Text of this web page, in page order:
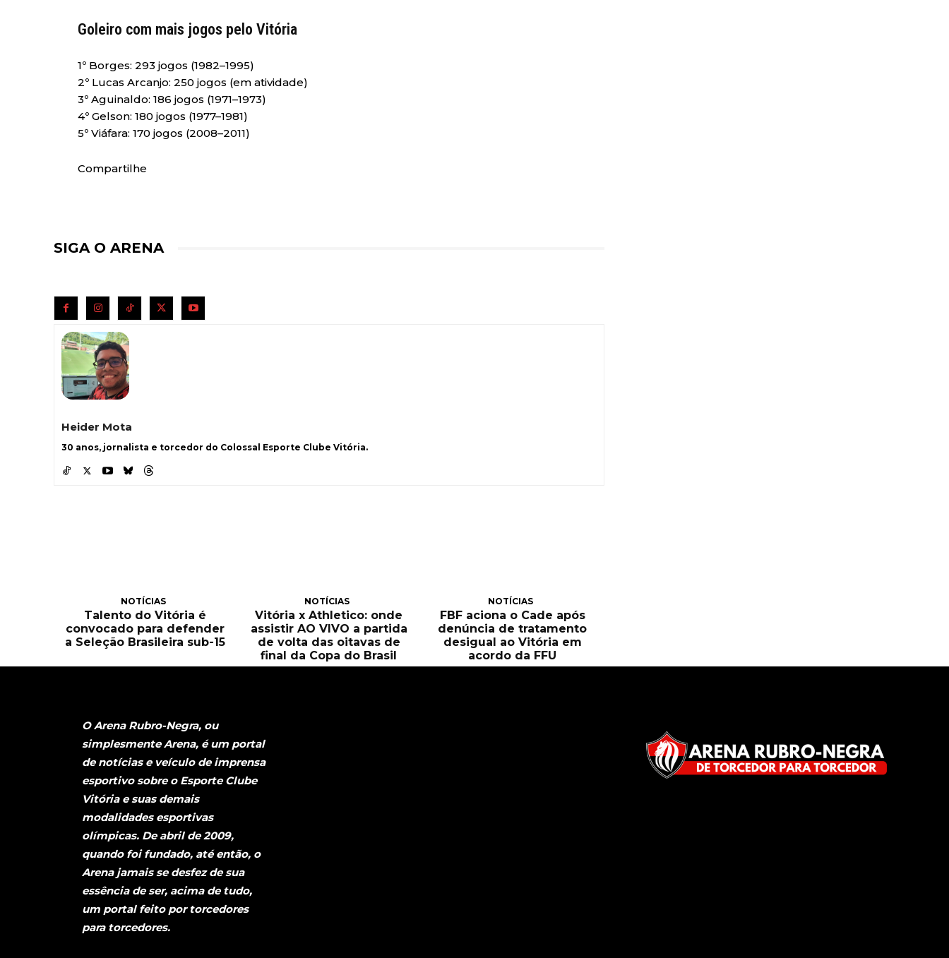
Goleiro com mais jogos pelo Vitória
1º Borges: 293 jogos (1982–1995)
2º Lucas Arcanjo: 250 jogos (em atividade)
3º Aguinaldo: 186 jogos (1971–1973)
4º Gelson: 180 jogos (1977–1981)
5º Viáfara: 170 jogos (2008–2011)
Compartilhe
SIGA O ARENA
Heider Mota
30 anos, jornalista e torcedor do Colossal Esporte Clube Vitória.
NOTÍCIAS
Talento do Vitória é
convocado para defender
a Seleção Brasileira sub-15
NOTÍCIAS
Vitória x Athletico: onde
assistir AO VIVO a partida
de volta das oitavas de
final da Copa do Brasil
NOTÍCIAS
FBF aciona o Cade após
denúncia de tratamento
desigual ao Vitória em
acordo da FFU
O Arena Rubro-Negra, ou
simplesmente Arena, é um portal
de notícias e veículo de imprensa
esportivo sobre o Esporte Clube
Vitória e suas demais
modalidades esportivas
olímpicas. De abril de 2009,
quando foi fundado, até então, o
Arena jamais se desfez de sua
essência de ser, acima de tudo,
um portal feito por torcedores
para torcedores.